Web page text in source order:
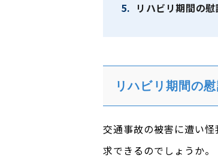
5. リハビリ期間の
リハビリ期間の
交通事故の被害に遭い
求できるのでしょうか。